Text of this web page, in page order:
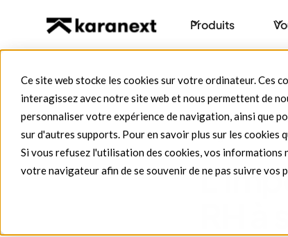
Ce site web stocke les cookies sur votre ordinateur. Ces
interagissez avec notre site web et nous permettent de
personnaliser votre expérience de navigation, ainsi que
sur d'autres supports. Pour en savoir plus sur les
Si vous refusez l'utilisation des cookies, vos informations
votre navigateur afin de se souvenir de ne pas suivre vos
Produits
Blog
RH